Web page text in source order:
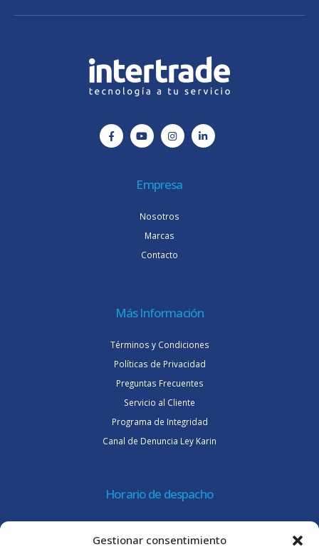
Gestionar consentimiento
Empresa
Nosotros
Marcas
Contacto
Más Información
Términos y Condiciones
Políticas de Privacidad
Preguntas Frecuentes
Servicio al Cliente
Programa de Integridad
Canal de Denuncia Ley Karin
Horario de despacho
Viernes 8:30 a 15:30 hrs.